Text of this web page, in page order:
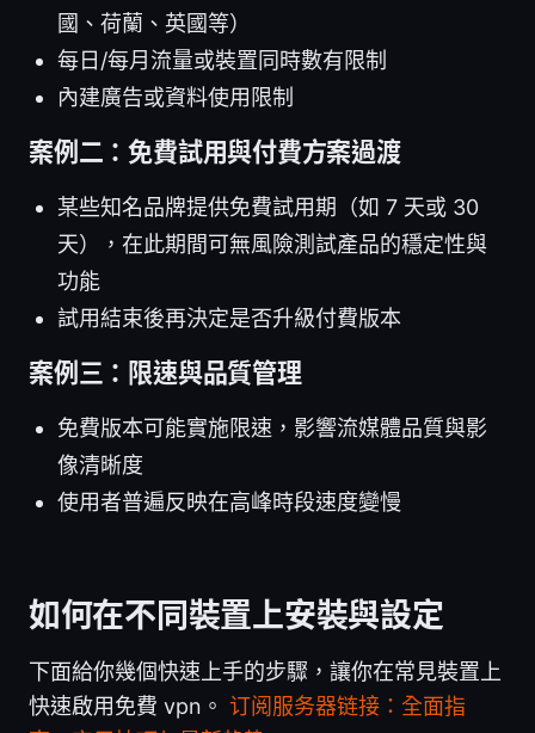
國、荷蘭、英國等）
每日/每月流量或裝置同時數有限制
內建廣告或資料使用限制
案例二：免費試用與付費方案過渡
某些知名品牌提供免費試用期（如 7 天或 30
天），在此期間可無風險測試產品的穩定性與
功能
試用結束後再決定是否升級付費版本
案例三：限速與品質管理
免費版本可能實施限速，影響流媒體品質與影
像清晰度
使用者普遍反映在高峰時段速度變慢
如何在不同裝置上安裝與設定
下面給你幾個快速上手的步驟，讓你在常見裝置上
快速啟用免費 vpn。 订阅服务器链接：全面指